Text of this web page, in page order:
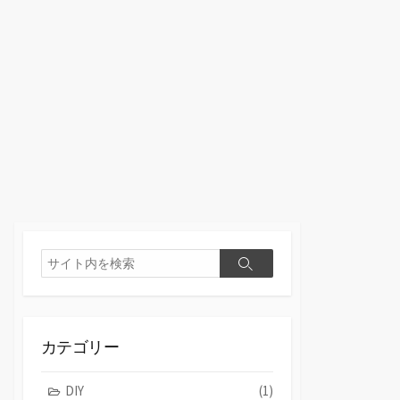
検
索
検
カテゴリー
DIY (1)